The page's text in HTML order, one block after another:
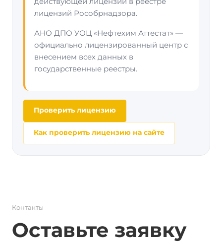
лицензий Рособрнадзора.
АНО ДПО УОЦ «Нефтехим Аттестат» —
официально лицензированный центр с
внесением всех данных в
государственные реестры.
Проверить лицензию
Как проверить лицензию на сайте
Контакты
Оставьте заявку